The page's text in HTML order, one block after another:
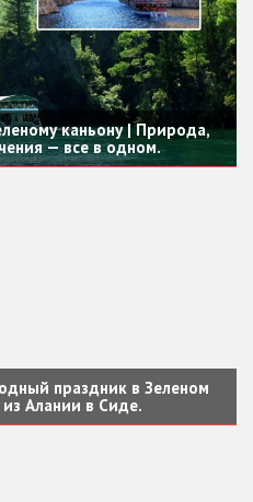
каньону | Природа,
— все в одном.
праздник в Зеленом
Алании в Сиде.